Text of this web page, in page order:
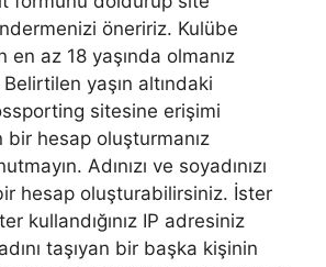
öneririz. Kulübe
en az 18 yaşında olmanız
yaşın altındaki
sitesine erişimi
bir hesap oluşturmanız
Adınızı ve soyadınızı
hesap oluşturabilirsiniz. İster
kullandığınız IP adresiniz
taşıyan bir başka kişinin